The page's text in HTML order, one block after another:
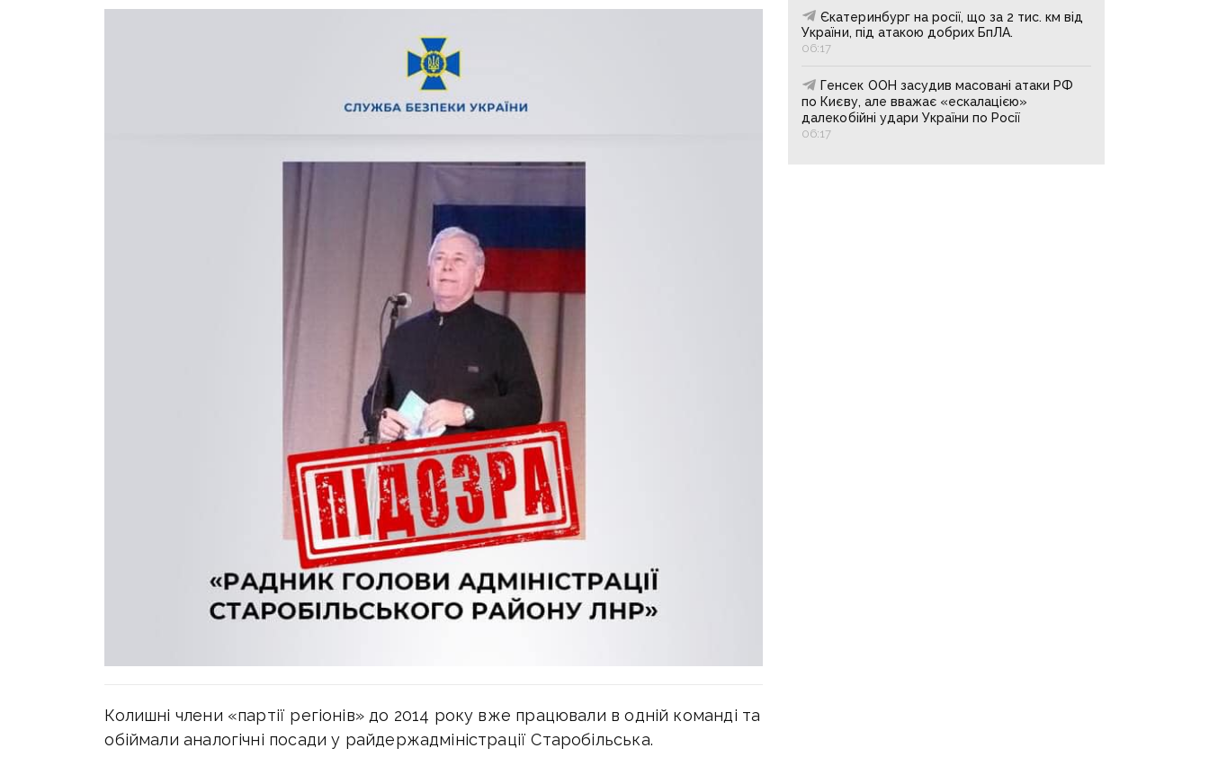
Колишні члени «партії регіонів» до 2014 року вже працювали в одній команді та
обіймали аналогічні посади у райдержадміністрації Старобільська.
Єкатеринбург на росії, що за 2 тис. км від
України, під атакою добрих БпЛА.
06:17
Генсек ООН засудив масовані атаки РФ
по Києву, але вважає «ескалацією»
далекобійні удари України по Росії
06:17